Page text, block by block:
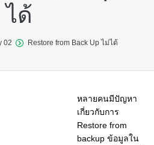
ได้
02 Restore from Back Up ไม่ได้
หลายคนมีปัญหา
เกี่ยวกับการ
Restore from
backup ข้อมูลใน